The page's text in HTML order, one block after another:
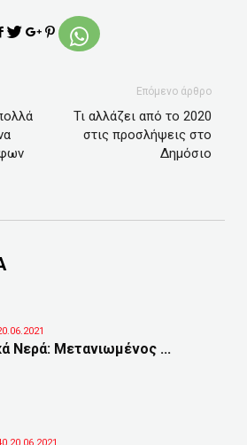
Επόμενο άρθρο
Τι αλλάζει από το 2020
στις προσλήψεις στο
Δημόσιο
Νερά: Μετανιωμένος ...